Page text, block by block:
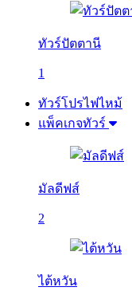
ทัวร์ปัตตานี
1
ทัวร์โปรไฟไหม้
แพ็คเกจทัวร์
มัลดีฟส์
2
ไต้หวัน